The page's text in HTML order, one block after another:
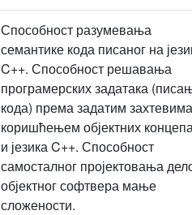
Способност разумевања
семантике кода писаног на
C++. Способност решавања
програмерских задатака
кода) према задатим захтевима
коришћењем објектних
и језика C++. Способност
самосталног пројектовања
објектног софтвера мање
сложености.